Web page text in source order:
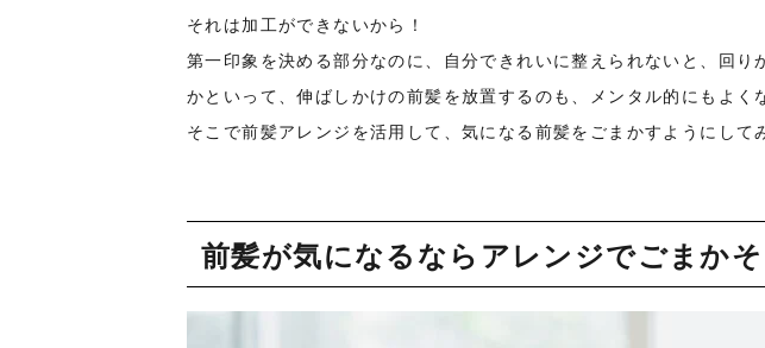
それは加工ができないから！
第一印象を決める部分なのに、自分できれいに整えられないと、回り
かといって、伸ばしかけの前髪を放置するのも、メンタル的にもよく
そこで前髪アレンジを活用して、気になる前髪をごまかすようにして
前髪が気になるならアレンジでごまかそ